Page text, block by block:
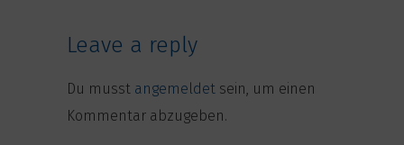
Leave a reply
Du musst angemeldet sein, um einen
Kommentar abzugeben.